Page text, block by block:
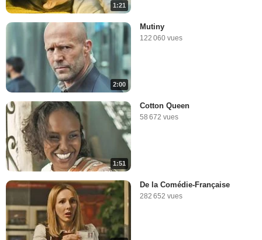
1:21
2:00
Mutiny
122 060 vues
1:51
Cotton Queen
58 672 vues
De la Comédie-Française
282 652 vues